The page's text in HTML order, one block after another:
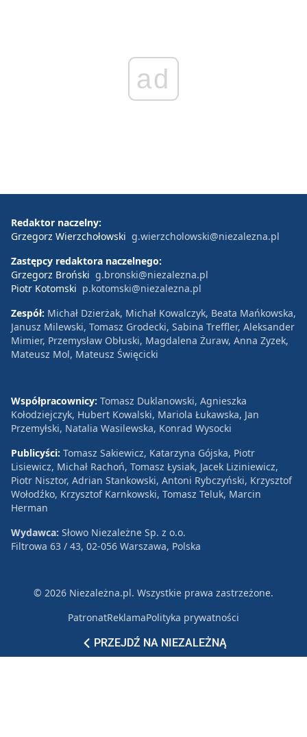
ad
PRZEJDŹ NA NIEZALEŻNĄ
Redaktor naczelny:
Grzegorz Wierzchołowski g.wierzcholowski@niezalezna.pl
Zastępcy redaktora naczelnego:
Grzegorz Broński g.bronski@niezalezna.pl
Piotr Kotomski p.kotomski@niezalezna.pl
Zespół: Michał Dzierżak, Michał Kowalczyk, Beata Mańkowska,
Janusz Milewski, Tomasz Grodecki, Sabina Treffler, Aleksander
Mimier, Przemysław Obłuski, Magdalena Żuraw, Anna Zyzek,
Mateusz Mol, Mateusz Święcicki
Współpracownicy: Tomasz Duklanowski, Agnieszka
Kołodziejczyk, Hubert Kowalski, Mariola Łukawska, Jan
Przemyłski, Natalia Wasilewska, Konrad Wysocki
Publicyści: Tomasz Sakiewicz, Katarzyna Gójska, Piotr
Lisiewicz, Michał Rachoń, Tomasz Łysiak, Jacek Liziniewicz,
Piotr Nisztor, Adrian Stankowski, Antoni Rybczyński, Krzysztof
Wołodźko, Krzysztof Karnkowski, Tomasz Teluk, Marcin
Herman
Wydawca: Słowo Niezależne Sp. z o.o.
Filtrowa 63 / 43, 02-056 Warszawa, Polska
© 2026 Niezależna.pl. Wszystkie prawa zastrzeżone.
PatronatReklamaPolityka prywatności